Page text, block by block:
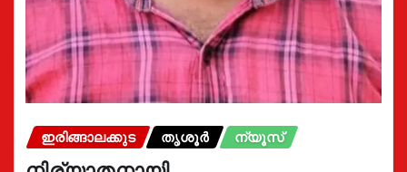
ഇരിങ്ങാലക്കുട തൃശൂർ ന്യൂസ്